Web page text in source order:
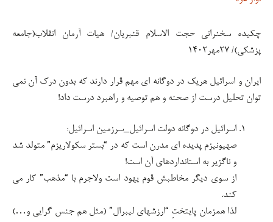
چکیده سخنرانی حجت الاسلام قنبریان/ هیات آرمان انقلاب(جامعه
پزشکی)/ ۲۷مهر۱۴۰۲
ایران و اسرائیل هریک در دوگانه ای مهم قرار دارند که بدون درک آن نمی
توان تحلیل درست از صحنه و هم توصیه و راهبرد درست داد!
اسرائیل در دوگانه دولت اسرائیل_سرزمین اسرائیل:
صهیونیزم پدیده ای مدرن است که در “بستر سکولاریزم” متولد شد
و ناگزیر به استانداردهای آن است!
از سوی دیگر مخاطبش قوم یهود است ولاجرم با “مذهب” کار می
کند.
لذا همزمان پایتختِ “ارزشهای لیبرال” (مثل هم جنس گرایی و…)